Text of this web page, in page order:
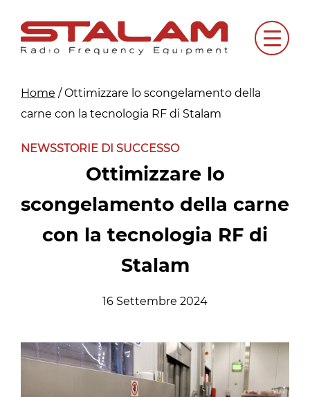
content
Menu
Home /Ottimizzare lo scongelamento della
carne con la tecnologia RF di Stalam
NEWSSTORIE DI SUCCESSO
Ottimizzare lo
scongelamento della carne
con la tecnologia RF di
Stalam
16 Settembre 2024